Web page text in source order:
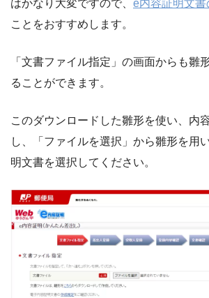
はかなり大変ですので、 e内容証明文書
ことをおすすめします。
「文書ファイル指定」の画面からも雛
ることができます。
このダウンロードした雛形を使い、内
し、「ファイルを選択」から雛形を用
明文書を選択してください。